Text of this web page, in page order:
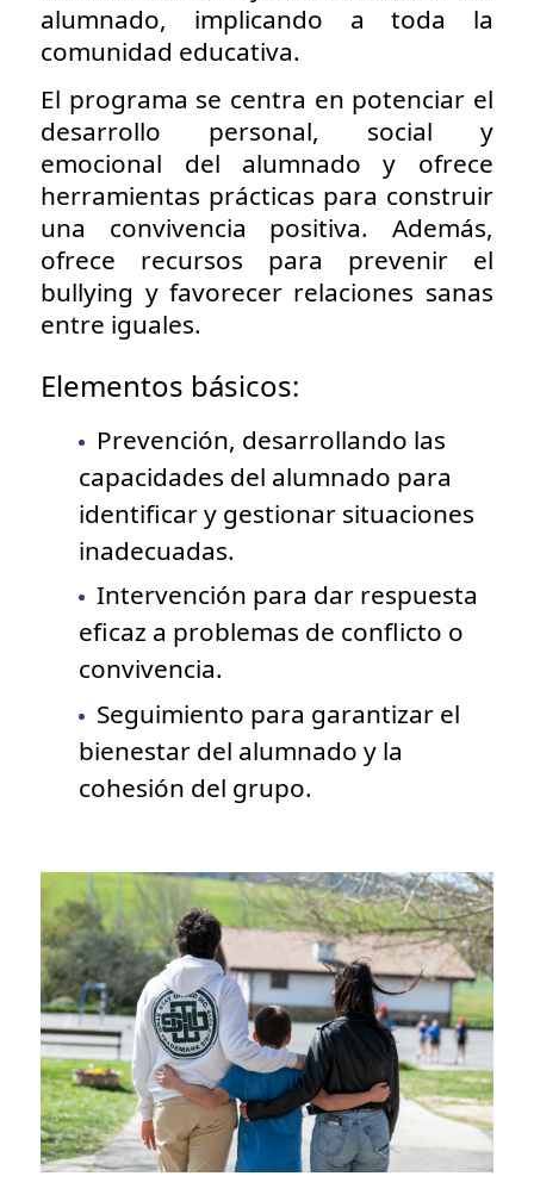
alumnado, implicando a toda la
comunidad educativa.
El programa se centra en potenciar el
desarrollo personal, social y
emocional del alumnado y ofrece
herramientas prácticas para construir
una convivencia positiva. Además,
ofrece recursos para prevenir el
bullying y favorecer relaciones sanas
entre iguales.
Elementos básicos:
Prevención, desarrollando las
capacidades del alumnado para
identificar y gestionar situaciones
inadecuadas.
Intervención para dar respuesta
eficaz a problemas de conflicto o
convivencia.
Seguimiento para garantizar el
bienestar del alumnado y la
cohesión del grupo.